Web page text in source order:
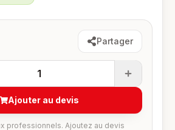
Partager
1
Ajouter au devis
professionnels. Ajoutez au devis